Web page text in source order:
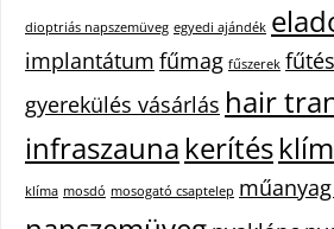
dioptriás napszemüveg egyedi ajándék
implantátum fűmag fűszerek fűtés
gyerekülés vásárlás hair
infraszauna kerítés
klíma mosdó mosogató csaptelep